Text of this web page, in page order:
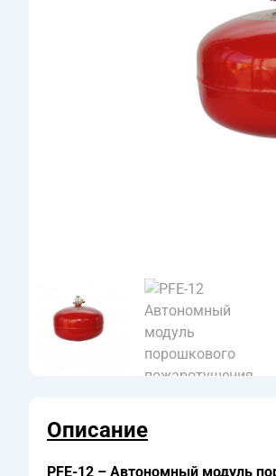
Описание
PFE-12 – Автономный модуль